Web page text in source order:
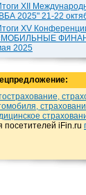
XII
2025" 21-22
XV
2025
посетителей iFin.ru